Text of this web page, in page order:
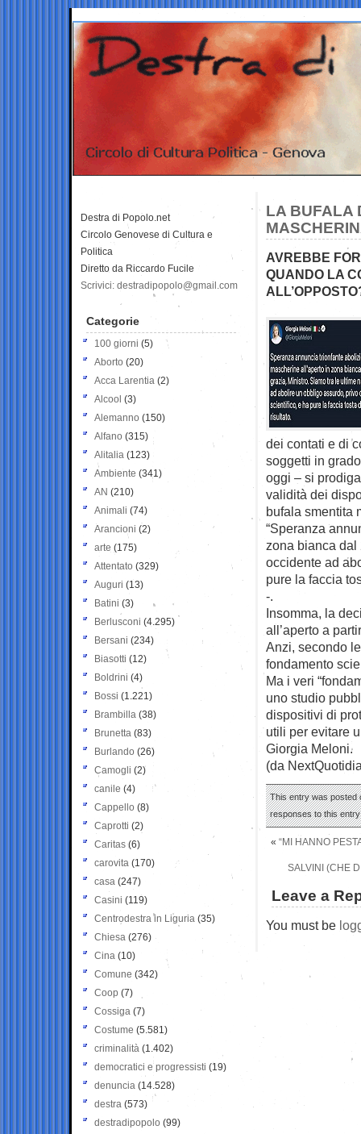
LA BUFALA
AVREBBE
QUANDO LA
dei contati e di
soggetti in
oggi – si
validità dei
bufala smentita
“Speranza
zona bianca dal
occidente ad
pure la faccia
-.
Insomma, la
all’aperto a
Anzi, secondo
fondamento
Ma i veri
uno studio
dispositivi di
utili per evitare
Giorgia Meloni.
(da
This entry was posted
responses to this
« “MI HANNO
SALVINI (CHE
Leave a
You must be
Destra di Popolo.net
Circolo Genovese di Cultura e
Politica
Diretto da Riccardo Fucile
Scrivici: destradipopolo@gmail.com
Categorie
100 giorni (5)
Aborto (20)
Acca Larentia (2)
Alcool (3)
Alemanno (150)
Alfano (315)
Alitalia (123)
Ambiente (341)
AN (210)
Animali (74)
Arancioni (2)
arte (175)
Attentato (329)
Auguri (13)
Batini (3)
Berlusconi (4.295)
Bersani (234)
Biasotti (12)
Boldrini (4)
Bossi (1.221)
Brambilla (38)
Brunetta (83)
Burlando (26)
Camogli (2)
canile (4)
Cappello (8)
Caprotti (2)
Caritas (6)
carovita (170)
casa (247)
Casini (119)
Centrodestra in Liguria (35)
Chiesa (276)
Cina (10)
Comune (342)
Coop (7)
Cossiga (7)
Costume (5.581)
criminalità (1.402)
democratici e progressisti (19)
denuncia (14.528)
destra (573)
destradipopolo (99)